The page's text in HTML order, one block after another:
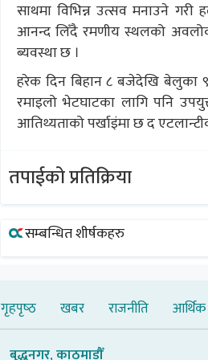
साथमा विभिन्न उत्सव मनाउने
आनन्द लिँदै रमणीय स्थलको
ब्यवस्था छ ।
हरेक दिन बिहान ८ बजेदेखि बेलुका
रमाइलो भेटघाटका लागि पनि
आतिथ्यताको पर्खाइंमा छ द
तपाईको प्रतिक्रिया
सम्बन्धित शीर्षकहरु
गृहपृष्‍ठ खबर राजनीति आर्थिक
बुद्धनगर, काठमाडौँ